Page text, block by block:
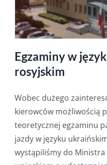
Egzaminy w
rosyjskim
Wobec dużego
kierowców możliwością
teoretycznej egzaminu
jazdy w języku
wystąpiliśmy do